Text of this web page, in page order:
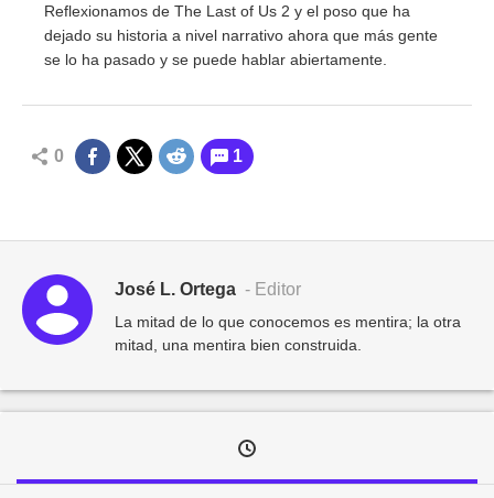
Reflexionamos de The Last of Us 2 y el poso que ha
dejado su historia a nivel narrativo ahora que más gente
se lo ha pasado y se puede hablar abiertamente.
0 1
José L. Ortega - Editor
La mitad de lo que conocemos es mentira; la otra
mitad, una mentira bien construida.